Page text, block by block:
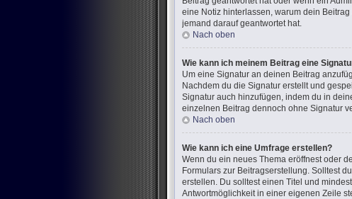
eine Notiz hinterlassen, warum dein
jemand darauf geantwortet hat.
Nach oben
Wie kann ich meinem Beitrag eine
Um eine Signatur an deinen Beitrag
Nachdem du die Signatur erstellt und
Signatur auch hinzufügen, indem du in
einzelnen Beitrag dennoch ohne Signatur
Nach oben
Wie kann ich eine Umfrage erstellen?
Wenn du ein neues Thema eröffnest oder
Formulars zur Beitragserstellung. Solltest
erstellen. Du solltest einen Titel und
Antwortmöglichkeit in einer eigenen Zeile